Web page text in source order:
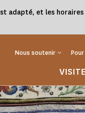
adapté, et les
Nous soutenir